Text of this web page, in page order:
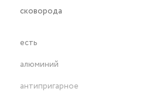
сковорода
есть
алюминий
антипригарное